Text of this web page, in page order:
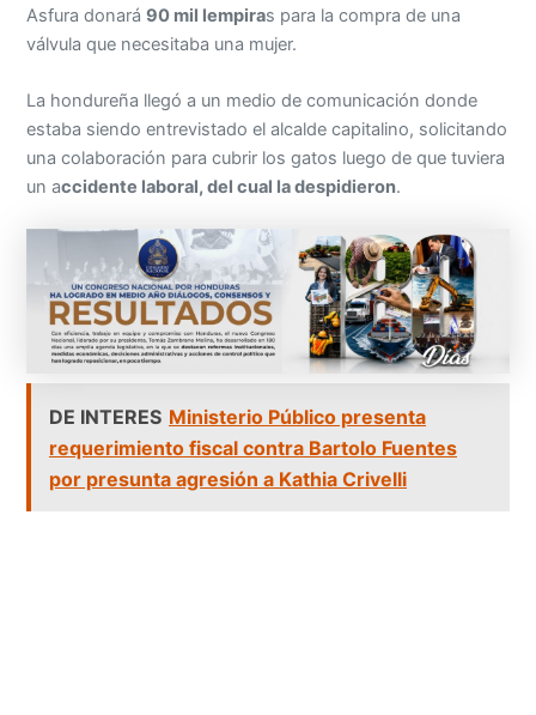
Asfura donará90 mil lempiras para la compra de una
válvula que necesitaba una mujer.
La hondureña llegó a un medio de comunicación donde
estaba siendo entrevistado el alcalde capitalino, solicitando
una colaboración para cubrir los gatos luego de que tuviera
un accidente laboral, del cual la despidieron.
DE INTERES Ministerio Público presenta
requerimiento fiscal contra Bartolo Fuentes
por presunta agresión a Kathia Crivelli